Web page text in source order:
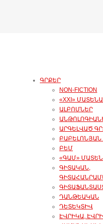
ԳՐՔԵՐ
NON-FICTION
«XXI»
ԱԼԲՈՄՆԵՐ
ԱՐԳԵԼՎԱԾ
ԲԵՄ
«ԳԱՄ»
ԳԻՏԱԿԱՆ,
ԴԱՆԹԵԱԿԱՆ
ԴԵՏԵԿՏԻՎ
ԷՎՐԻԿԱ,